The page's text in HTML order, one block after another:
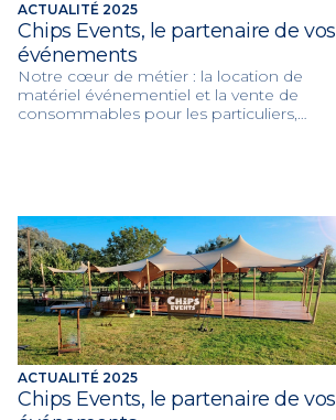
ACTUALITÉ 2025
Chips Events, le partenaire de vos
événements
Notre cœur de métier : la location de
matériel événementiel et la vente de
consommables pour les particuliers,
journées portes ouvertes, réceptions,
mariages, salons professionnels….
ACTUALITÉ 2025
Chips Events, le partenaire de vos